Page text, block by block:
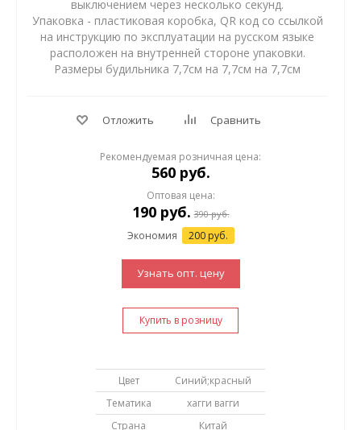
выключением через несколько секунд.
Упаковка - пластиковая коробка, QR код со ссылкой
на инструкцию по эксплуатации на русском языке
расположен на внутренней стороне упаковки.
Размеры будильника 7,7см на 7,7см на 7,7см
Отложить Сравнить
Рекомендуемая розничная цена:
560 руб.
Оптовая цена:
190руб. 390руб.
Экономия 200 руб.
Узнать опт. цену
Купить в розницу
Цвет
Синий;красный
Тематика
хагги вагги
Страна
Китай